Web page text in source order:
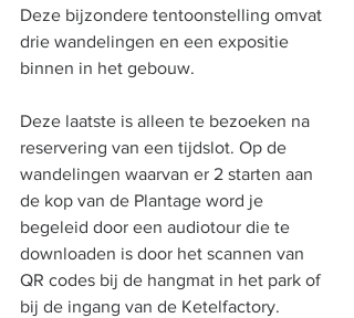
Deze bijzondere tentoonstelling omvat
drie wandelingen en een expositie
binnen in het gebouw.
Deze laatste is alleen te bezoeken na
reservering van een tijdslot. Op de
wandelingen waarvan er 2 starten aan
de kop van de Plantage word je
begeleid door een audiotour die te
downloaden is door het scannen van
QR codes bij de hangmat in het park of
bij de ingang van de Ketelfactory.